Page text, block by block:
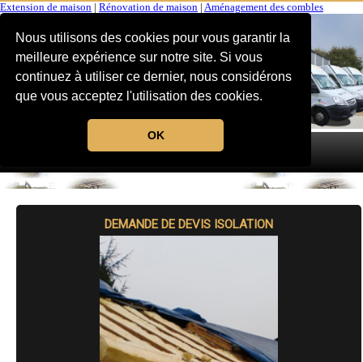
Nous utilisons des cookies pour vous garantir la
meilleure expérience sur notre site. Si vous
continuez à utiliser ce dernier, nous considérons
que vous acceptez l'utilisation des cookies.
OK
Extension de maison Rénovation de maison Aménagement des combles
MENU
DEMANDE DE DEVIS ISOLATION